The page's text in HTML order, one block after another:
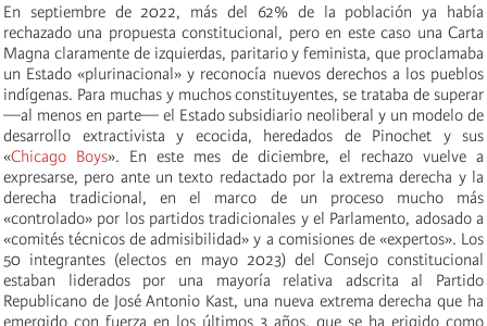
En septiembre de 2022, más del 62% de la población ya había
rechazado una propuesta constitucional, pero en este caso una Carta
Magna claramente de izquierdas, paritario y feminista, que proclamaba
un Estado «plurinacional» y reconocía nuevos derechos a los pueblos
indígenas. Para muchas y muchos constituyentes, se trataba de superar
—al menos en parte— el Estado subsidiario neoliberal y un modelo de
desarrollo extractivista y ecocida, heredados de Pinochet y sus
«Chicago Boys». En este mes de diciembre, el rechazo vuelve a
expresarse, pero ante un texto redactado por la extrema derecha y la
derecha tradicional, en el marco de un proceso mucho más
«controlado» por los partidos tradicionales y el Parlamento, adosado a
«comités técnicos de admisibilidad» y a comisiones de «expertos». Los
50 integrantes (electos en mayo 2023) del Consejo constitucional
estaban liderados por una mayoría relativa adscrita al Partido
Republicano de José Antonio Kast, una nueva extrema derecha que ha
emergido con fuerza en los últimos 3 años, que se ha erigido como